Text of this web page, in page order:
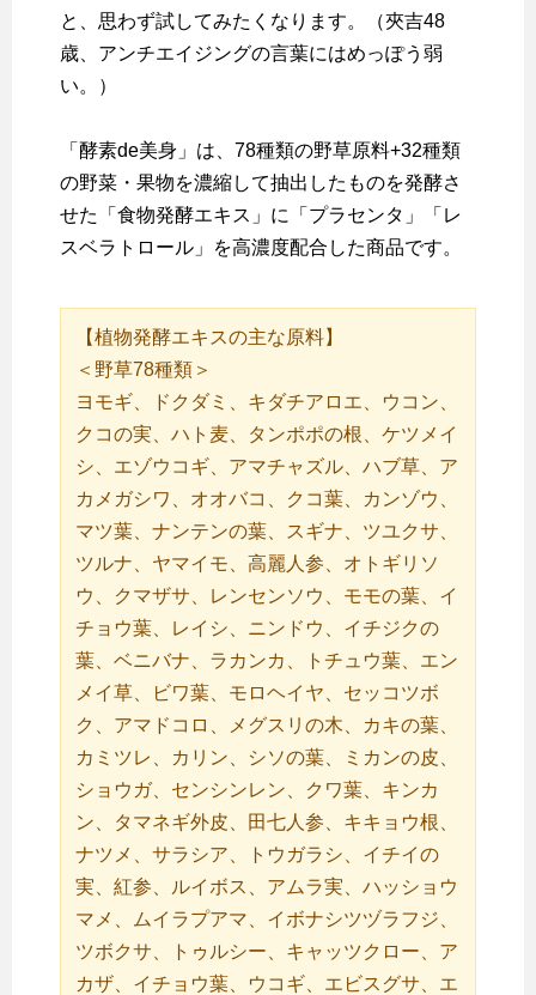
と、思わず試してみたくなります。（夾吉48
歳、アンチエイジングの言葉にはめっぽう弱
い。）
「酵素de美身」は、78種類の野草原料+32種類
の野菜・果物を濃縮して抽出したものを発酵さ
せた「食物発酵エキス」に「プラセンタ」「レ
スベラトロール」を高濃度配合した商品です。
【植物発酵エキスの主な原料】
＜野草78種類＞
ヨモギ、ドクダミ、キダチアロエ、ウコン、
クコの実、ハト麦、タンポポの根、ケツメイ
シ、エゾウコギ、アマチャズル、ハブ草、ア
カメガシワ、オオバコ、クコ葉、カンゾウ、
マツ葉、ナンテンの葉、スギナ、ツユクサ、
ツルナ、ヤマイモ、高麗人参、オトギリソ
ウ、クマザサ、レンセンソウ、モモの葉、イ
チョウ葉、レイシ、ニンドウ、イチジクの
葉、ベニバナ、ラカンカ、トチュウ葉、エン
メイ草、ビワ葉、モロヘイヤ、セッコツボ
ク、アマドコロ、メグスリの木、カキの葉、
カミツレ、カリン、シソの葉、ミカンの皮、
ショウガ、センシンレン、クワ葉、キンカ
ン、タマネギ外皮、田七人参、キキョウ根、
ナツメ、サラシア、トウガラシ、イチイの
実、紅参、ルイボス、アムラ実、ハッショウ
マメ、ムイラプアマ、イボナシツヅラフジ、
ツボクサ、トゥルシー、キャッツクロー、ア
カザ、イチョウ葉、ウコギ、エビスグサ、エ